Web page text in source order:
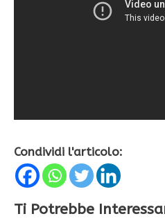
Condividi l'articolo:
Ti Potrebbe